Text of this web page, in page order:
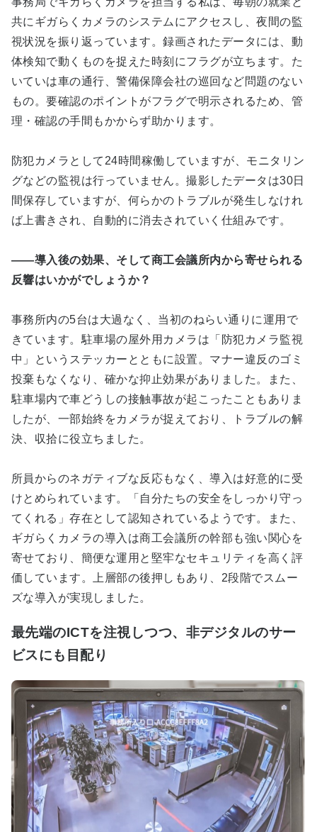
共にギガらくカメラのシステムにアクセスし、夜間の監
視状況を振り返っています。録画されたデータには、動
体検知で動くものを捉えた時刻にフラグが立ちます。た
いていは車の通行、警備保障会社の巡回など問題のない
もの。要確認のポイントがフラグで明示されるため、管
理・確認の手間もかからず助かります。
防犯カメラとして24時間稼働していますが、モニタリン
グなどの監視は行っていません。撮影したデータは30日
間保存していますが、何らかのトラブルが発生しなけれ
ば上書きされ、自動的に消去されていく仕組みです。
――導入後の効果、そして商工会議所内から寄せられる
反響はいかがでしょうか？
事務所内の5台は大過なく、当初のねらい通りに運用で
きています。駐車場の屋外用カメラは「防犯カメラ監視
中」というステッカーとともに設置。マナー違反のゴミ
投棄もなくなり、確かな抑止効果がありました。また、
駐車場内で車どうしの接触事故が起こったこともありま
したが、一部始終をカメラが捉えており、トラブルの解
決、収拾に役立ちました。
所員からのネガティブな反応もなく、導入は好意的に受
けとめられています。「自分たちの安全をしっかり守っ
てくれる」存在として認知されているようです。また、
ギガらくカメラの導入は商工会議所の幹部も強い関心を
寄せており、簡便な運用と堅牢なセキュリティを高く評
価しています。上層部の後押しもあり、2段階でスムー
ズな導入が実現しました。
最先端のICTを注視しつつ、非デジタルのサー
ビスにも目配り